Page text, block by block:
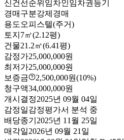
신건 선순위임차인 임차권등기
경매구분강제경매
용도 오피스텔(주거)
토지 7㎡(2.12평)
건물21.2㎡(6.41평)
감정가25,000,000원
최저가25,000,000원
보증금
2,500,000원(10%)
청구액34,000,000원
개시결정2025년 09월 04일
감정일감정평가서 분석 중
배당종기 2025년 11월 25일
매각일2026년 09월 21일